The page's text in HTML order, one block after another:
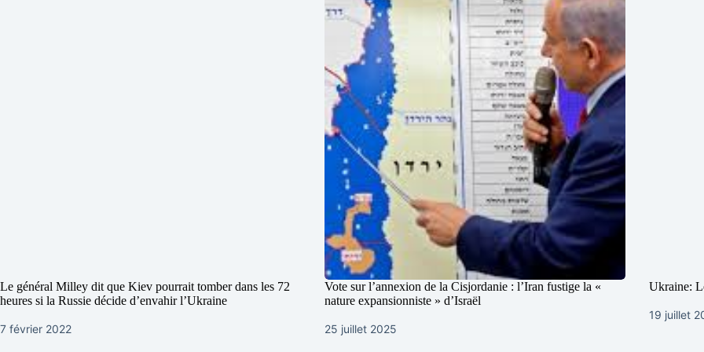
Le général Milley dit que Kiev pourrait tomber dans les 72
heures si la Russie décide d’envahir l’Ukraine
7 février 2022
Vote sur l’annexion de la Cisjordanie : l’Iran fustige la «
nature expansionniste » d’Israël
25 juillet 2025
Ukraine:
19 juillet